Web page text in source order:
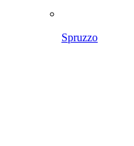
Spruzzo